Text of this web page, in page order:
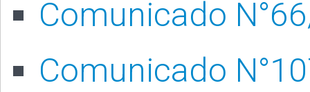
Comunicado
Comunicado